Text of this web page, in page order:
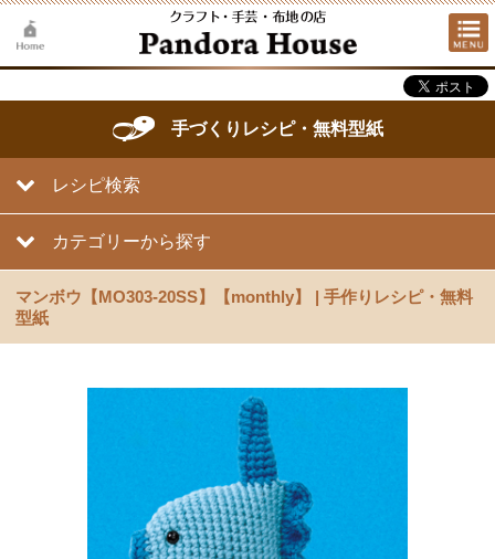
手づくりレシピ・無料型紙
レシピ検索
カテゴリーから探す
マンボウ【MO303-20SS】【monthly】 | 手作りレシピ・無料
型紙